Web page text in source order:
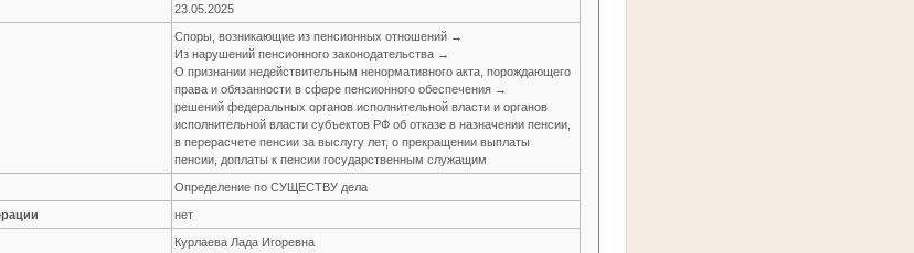
23.05.2025
Споры, возникающие из пенсионных отношений →
Из нарушений пенсионного законодательства →
О признании недействительным ненормативного акта, порождающего
права и обязанности в сфере пенсионного обеспечения →
решений федеральных органов исполнительной власти и органов
исполнительной власти субъектов РФ об отказе в назначении пенсии,
в перерасчете пенсии за выслугу лет, о прекращении выплаты
пенсии, доплаты к пенсии государственным служащим
Определение по СУЩЕСТВУ дела
нет
Курлаева Лада Игоревна